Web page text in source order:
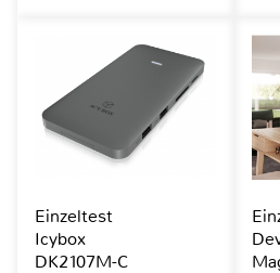
Einzeltest
Icybox
DK2107M-C